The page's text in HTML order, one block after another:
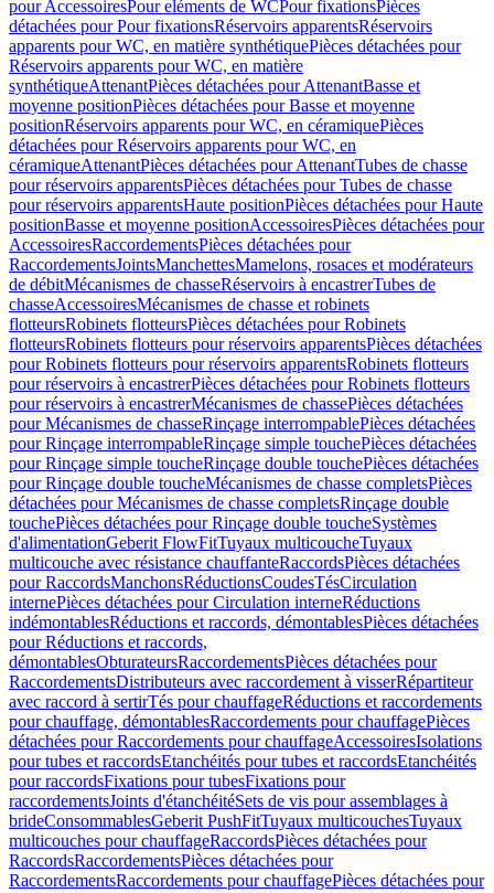
pour AccessoiresPour eléments de WCPour fixationsPièces
détachées pour Pour fixationsRéservoirs apparentsRéservoirs
apparents pour WC, en matière synthétiquePièces détachées pour
Réservoirs apparents pour WC, en matière
synthétiqueAttenantPièces détachées pour AttenantBasse et
moyenne positionPièces détachées pour Basse et moyenne
positionRéservoirs apparents pour WC, en céramiquePièces
détachées pour Réservoirs apparents pour WC, en
céramiqueAttenantPièces détachées pour AttenantTubes de chasse
pour réservoirs apparentsPièces détachées pour Tubes de chasse
pour réservoirs apparentsHaute positionPièces détachées pour Haute
positionBasse et moyenne positionAccessoiresPièces détachées pour
AccessoiresRaccordementsPièces détachées pour
RaccordementsJointsManchettesMamelons, rosaces et modérateurs
de débitMécanismes de chasseRéservoirs à encastrerTubes de
chasseAccessoiresMécanismes de chasse et robinets
flotteursRobinets flotteursPièces détachées pour Robinets
flotteursRobinets flotteurs pour réservoirs apparentsPièces détachées
pour Robinets flotteurs pour réservoirs apparentsRobinets flotteurs
pour réservoirs à encastrerPièces détachées pour Robinets flotteurs
pour réservoirs à encastrerMécanismes de chassePièces détachées
pour Mécanismes de chasseRinçage interrompablePièces détachées
pour Rinçage interrompableRinçage simple touchePièces détachées
pour Rinçage simple toucheRinçage double touchePièces détachées
pour Rinçage double toucheMécanismes de chasse completsPièces
détachées pour Mécanismes de chasse completsRinçage double
touchePièces détachées pour Rinçage double toucheSystèmes
d'alimentationGeberit FlowFitTuyaux multicoucheTuyaux
multicouche avec résistance chauffanteRaccordsPièces détachées
pour RaccordsManchonsRéductionsCoudesTésCirculation
internePièces détachées pour Circulation interneRéductions
indémontablesRéductions et raccords, démontablesPièces détachées
pour Réductions et raccords,
démontablesObturateursRaccordementsPièces détachées pour
RaccordementsDistributeurs avec raccordement à visserRépartiteur
avec raccord à sertirTés pour chauffageRéductions et raccordements
pour chauffage, démontablesRaccordements pour chauffagePièces
détachées pour Raccordements pour chauffageAccessoiresIsolations
pour tubes et raccordsEtanchéités pour tubes et raccordsEtanchéités
pour raccordsFixations pour tubesFixations pour
raccordementsJoints d'étanchéitéSets de vis pour assemblages à
brideConsommablesGeberit PushFitTuyaux multicouchesTuyaux
multicouches pour chauffageRaccordsPièces détachées pour
RaccordsRaccordementsPièces détachées pour
RaccordementsRaccordements pour chauffagePièces détachées pour